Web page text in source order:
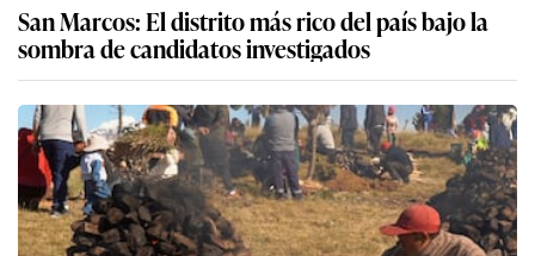
San Marcos: El distrito más rico del país bajo la
sombra de candidatos investigados